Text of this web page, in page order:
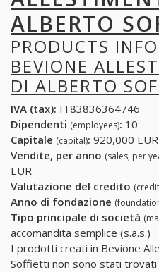
ALBERTO
PRODUCTS
BEVIONE
DI ALBERTO
IVA (tax): IT83836364746
Dipendenti (employees): 10
Capitale (capital): 920,000 EUR
Vendite, per anno (sales, per
EUR
Valutazione del credito
Anno di fondazione
Tipo principale di società
accomandita semplice (s.a.s.)
I prodotti creati in Bevione
Soffietti non sono stati trovati